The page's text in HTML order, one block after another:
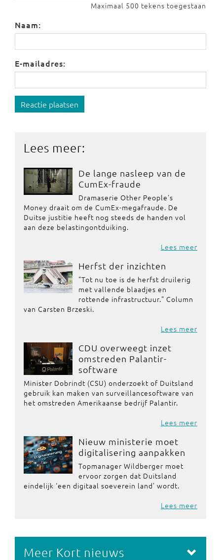
Maximaal 500 tekens toegestaan
Naam:
E-mailadres:
Reactie plaatsen
Lees meer:
De lange nasleep van de
CumEx-fraude
Dramaserie Other People's
Money draait om de CumEx-megafraude. De
Duitse justitie heeft nog steeds de handen vol
aan deze belastingontduiking.
Lees meer
Herfst der inzichten
"Tot nu toe is de herfst druilerig
met vallende blaadjes en
rottende infrastructuur." Column
van Carsten Brzeski.
Lees meer
CDU overweegt inzet
omstreden Palantir-
software
Minister Dobrindt (CSU) onderzoekt of Duitsland
gebruik kan maken van surveillancesoftware van
het omstreden Amerikaanse bedrijf Palantir.
Lees meer
Nieuw ministerie moet
digitalisering aanpakken
Topmanager Wildberger moet
ervoor zorgen dat Duitsland
eindelijk ‘een digitaal soeverein land’ wordt.
Lees meer
Meer Kort nieuws